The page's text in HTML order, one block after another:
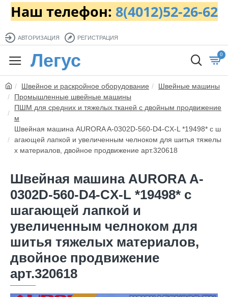
Наш телефон: 8(4012)52-26-62
АВТОРИЗАЦИЯ РЕГИСТРАЦИЯ
Легус 0
Швейное и раскройное оборудование
Швейные машины
Промышленные швейные машины
ПШМ для средних и тяжелых тканей с двойным продвижение
м
Швейная машина AURORA A-0302D-560-D4-CX-L *19498* с ш
агающей лапкой и увеличенным челноком для шитья тяжелы
х материалов, двойное продвижение арт.320618
Швейная машина AURORA A-
0302D-560-D4-CX-L *19498* с
шагающей лапкой и
увеличенным челноком для
шитья тяжелых материалов,
двойное продвижение
арт.320618